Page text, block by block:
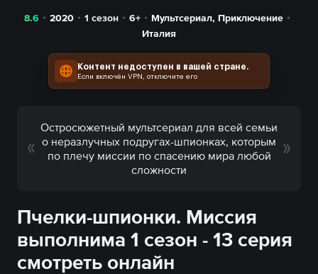
8.6 2020 1 сезон 6+ Мультсериал, Приключение
Италия
Контент недоступен в вашей стране.
Если включён VPN, отключите его
Остросюжетный мультсериал для всей семьи
о неразлучных подругах-шпионках, которым
по плечу миссии по спасению мира любой
сложности
Пчелки-шпионки. Миссия
выполнима 1 сезон - 13 серия
смотреть онлайн